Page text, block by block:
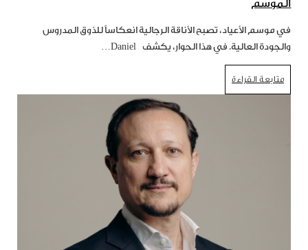
الموسم
في موسم الأعياد، تصبح الأناقة الرجالية انعكاساً للذوق المدروس
والجودة العالية. في هذا الحوار، يكشف Daniel…
متابعة القراءة